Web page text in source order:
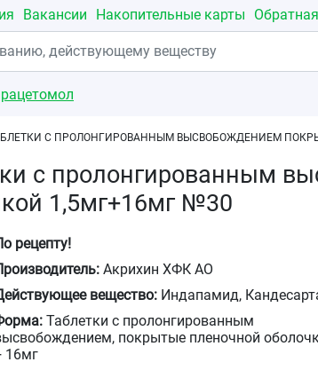
Вакансии Накопительные карты
С ПРОЛОНГИРОВАННЫМ ВЫСВОБОЖДЕНИЕМ
с пролонгированным
1,5мг+16мг №30
рецепту!
Акрихин ХФК АО
вещество: Индапамид,
Таблетки с пролонгированным
покрытые пленочной
16мг